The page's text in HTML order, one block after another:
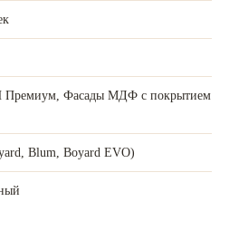
Премиум, Фасады МДФ с покрытием
Blum, Boyard EVO)